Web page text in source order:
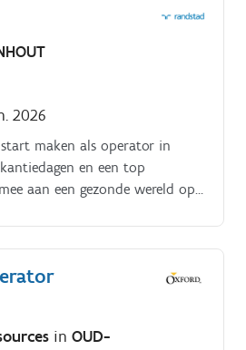
2026
maken als operator in
en een top
aan een gezonde wereld op
in OUD-